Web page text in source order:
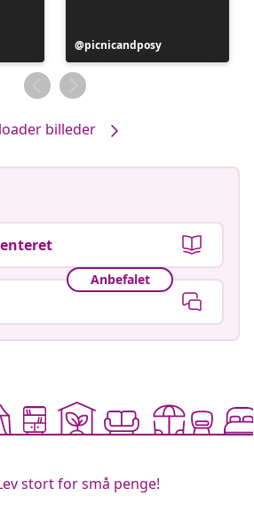
Opslag
offentliggjort
af
picnicandposy
billeder
Anbefalet
stort for små penge!